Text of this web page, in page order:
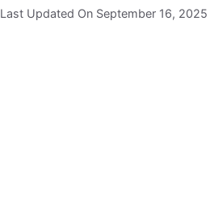
Last Updated On September 16, 2025